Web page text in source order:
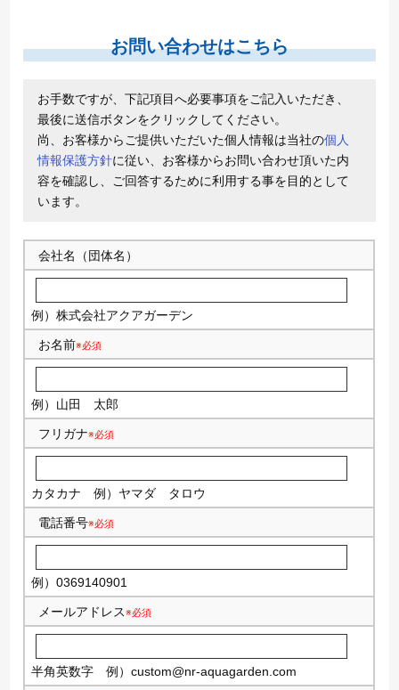
お問い合わせはこちら
お手数ですが、下記項目へ必要事項をご記入いただき、
最後に送信ボタンをクリックしてください。
尚、お客様からご提供いただいた個人情報は当社の個人
情報保護方針に従い、お客様からお問い合わせ頂いた内
容を確認し、ご回答するために利用する事を目的として
います。
会社名（団体名）
例）株式会社アクアガーデン
お名前※必須
例）山田 太郎
フリガナ※必須
カタカナ 例）ヤマダ タロウ
電話番号※必須
例）0369140901
メールアドレス※必須
半角英数字 例）custom@nr-aquagarden.com